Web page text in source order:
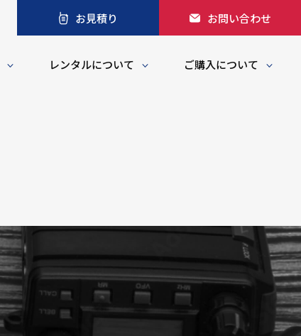
お見積り お問い合わせ
レンタルについて ご購入について